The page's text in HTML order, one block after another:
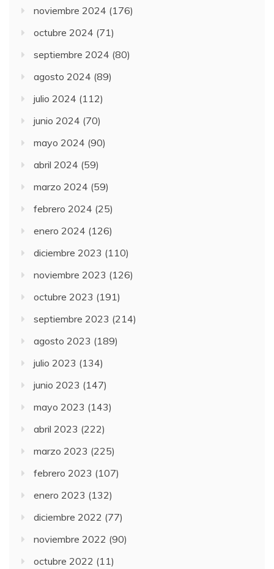
noviembre 2024 (176)
octubre 2024 (71)
septiembre 2024 (80)
agosto 2024 (89)
julio 2024 (112)
junio 2024 (70)
mayo 2024 (90)
abril 2024 (59)
marzo 2024 (59)
febrero 2024 (25)
enero 2024 (126)
diciembre 2023 (110)
noviembre 2023 (126)
octubre 2023 (191)
septiembre 2023 (214)
agosto 2023 (189)
julio 2023 (134)
junio 2023 (147)
mayo 2023 (143)
abril 2023 (222)
marzo 2023 (225)
febrero 2023 (107)
enero 2023 (132)
diciembre 2022 (77)
noviembre 2022 (90)
octubre 2022 (11)